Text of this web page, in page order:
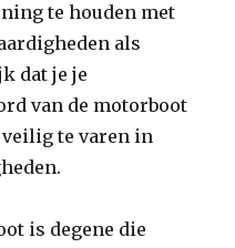
te houden met
als
dat je je
van de motorboot
veilig te varen in
is degene die